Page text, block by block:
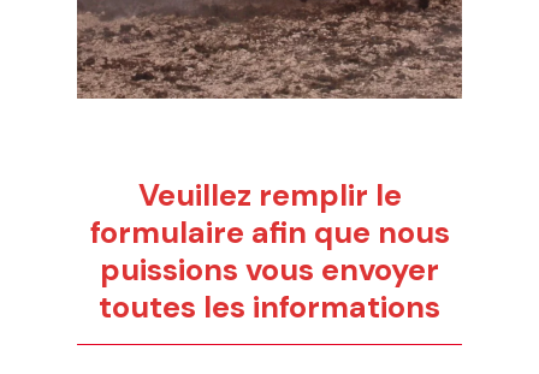
Veuillez remplir le
formulaire afin que nous
puissions vous envoyer
toutes les informations